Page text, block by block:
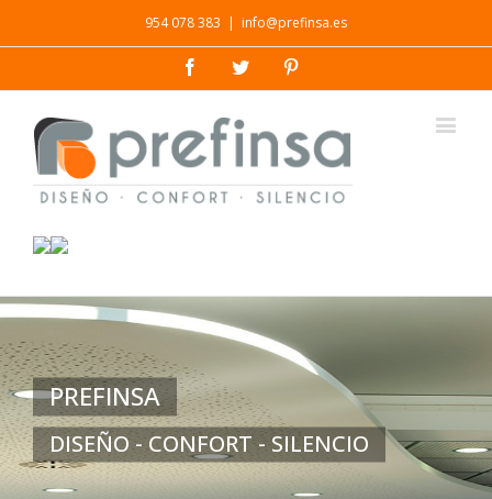
954 078 383 | info@prefinsa.es
FacebookTwitter
PREFINSA
DISEÑO - CONFORT - SILENCIO